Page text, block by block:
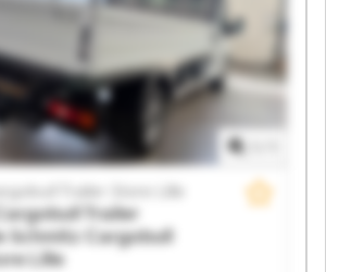
Store Lille Schmitz Cargobull Trailer
Cargobull Trailer Store Lille
Trailer Store Lille Schmitz
Store Lille Schmitz Cargobull Trailer
Cargobull Trailer Store Lille
Trailer Store Lille
Trailer
Schmitz Cargobull
Lille